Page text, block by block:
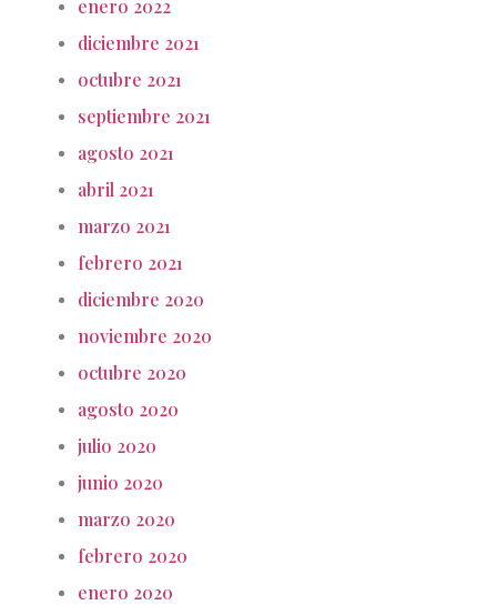
enero 2022
diciembre 2021
octubre 2021
septiembre 2021
agosto 2021
abril 2021
marzo 2021
febrero 2021
diciembre 2020
noviembre 2020
octubre 2020
agosto 2020
julio 2020
junio 2020
marzo 2020
febrero 2020
enero 2020